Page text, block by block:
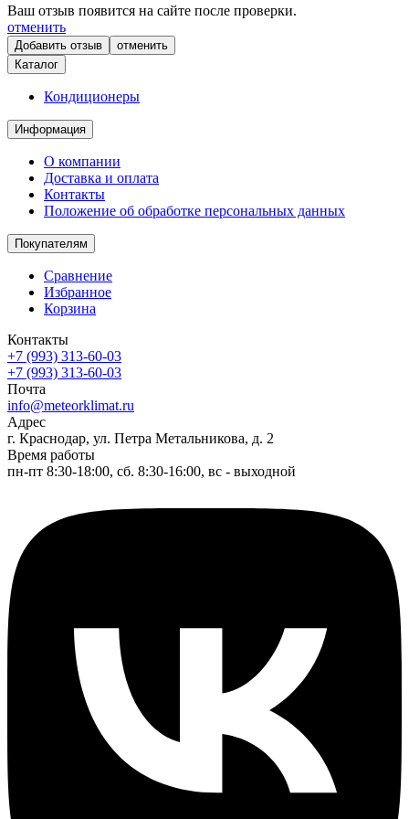
Ваш отзыв появится на сайте после проверки.
отменить
отменить
Каталог
Кондиционеры
Информация
О компании
Доставка и оплата
Контакты
Положение об обработке персональных данных
Покупателям
Сравнение
Избранное
Корзина
Контакты
+7 (993) 313-60-03
+7 (993) 313-60-03
Почта
info@meteorklimat.ru
Адрес
г. Краснодар, ул. Петра Метальникова, д. 2
Время работы
пн-пт 8:30-18:00, сб. 8:30-16:00, вс - выходной